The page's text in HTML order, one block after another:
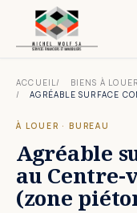
ACCUEIL
BIENS À LOUER
AGRÉABLE SURFACE
À LOUER ·BUREAU
Agréable
au Centre-
(zone